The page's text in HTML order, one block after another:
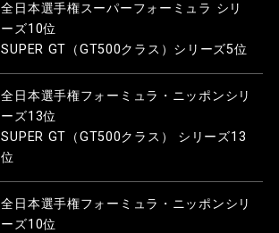
全日本選手権スーパーフォーミュラ シリ
ーズ10位
SUPER GT（GT500クラス）シリーズ5位
全日本選手権フォーミュラ・ニッポンシリ
ーズ13位
SUPER GT（GT500クラス） シリーズ13
位
全日本選手権フォーミュラ・ニッポンシリ
ーズ10位